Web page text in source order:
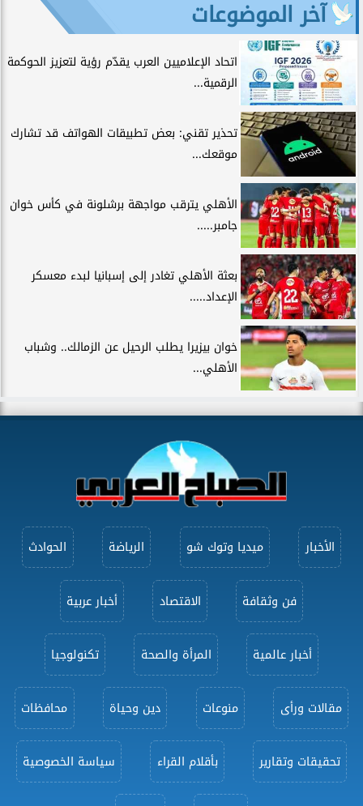
آخر الموضوعات
اتحاد الإعلاميين العرب يقدّم رؤية لتعزيز الحوكمة
الرقمية...
تحذير تقني: بعض تطبيقات الهواتف قد تشارك
موقعك...
الأهلي يترقب مواجهة برشلونة في كأس خوان
جامبر.....
بعثة الأهلي تغادر إلى إسبانيا لبدء معسكر
الإعداد.....
خوان بيزيرا يطلب الرحيل عن الزمالك.. وشباب
الأهلي...
الأخبار ميديا وتوك شو الرياضة الحوادث
فن وثقافة الاقتصاد أخبار عربية
أخبار عالمية المرأة والصحة تكنولوجيا
مقالات ورأى منوعات دين وحياة محافظات
تحقيقات وتقارير بأقلام القراء سياسة الخصوصية